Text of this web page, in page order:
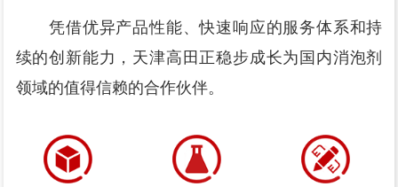
凭借优异产品性能、快速响应的服务体系和持
续的创新能力，天津高田正稳步成长为国内消泡剂
领域的值得信赖的合作伙伴。